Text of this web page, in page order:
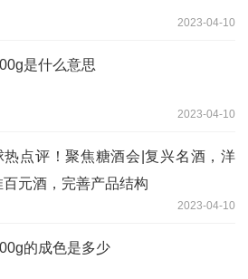
2023-04-10
是什么意思
2023-04-10
热点评！聚焦糖酒会|复兴名酒，洋
百元酒，完善产品结构
2023-04-10
的成色是多少